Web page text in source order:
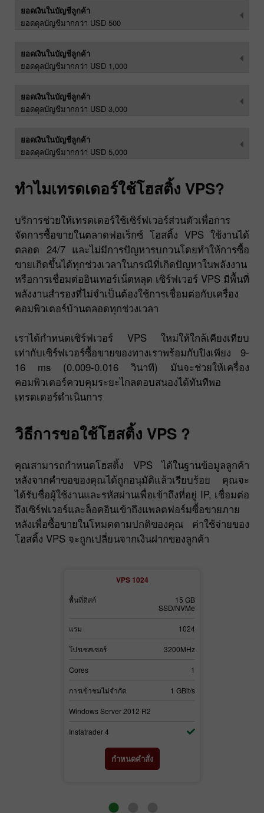
ยอดเงินในบัญชีลูกค้า
ยอดดุลบัญชีมากกว่า USD 500
ยอดเงินในบัญชีลูกค้า
ยอดดุลบัญชีมากกว่า USD 1,000
ยอดเงินในบัญชีลูกค้า
ยอดดุลบัญชีมากกว่า USD 3,000
ยอดเงินในบัญชีลูกค้า
ยอดดุลบัญชีมากกว่า USD 5,000
ทำไมเทรดเดอร์ใช้โฮสติ้ง VPS?
บริการช่วยให้เทรดเดอร์ใช้เซิร์ฟเวอร์ส่วนตัวเพื่อการ
จัดการซื้อขายในตลาดฟอเร็กซ์ โฮสติ้ง VPS ใช้งานได้
ตลอด 24/7 และไม่มีการปัญหารบกวนโดยทำให้การซื้อ
ขายเกิดขึ้นได้ทุกช่วงเวลาในกรณีที่เกิดปัญหาในพลังงาน
หรือการเชื่อมต่ออินเทอร์เน็ตหลุด เซิร์ฟเวอร์ VPS มีพื้นที่
พลังงานสำรองที่ไม่จำเป็นต้องใช้การเชื่อมต่อกับเครื่อง
คอมพิวเตอร์บ้านตลอดทุกช่วงเวลา
เราได้กำหนดเซิร์ฟเวอร์ VPS ใหม่ให้ใกล้เคียงเทียบ
เท่ากับเซิร์ฟเวอร์ซื้อขายของทางเราพร้อมกับปิงเพียง 9-
16 ms (0.009-0.016 วินาที) มันจะช่วยให้เครื่อง
คอมพิวเตอร์ควบคุมระยะไกลตอบสนองได้ทันทีพอ
เทรดเดอร์ดำเนินการ
วิธีการขอใช้โฮสติ้ง VPS ?
คุณสามารถกำหนดโฮสติ้ง VPS ได้ในฐานข้อมูลลูกค้า
หลังจากคำขอของคุณได้ถูกอนุมัติแล้วเรียบร้อย คุณจะ
ได้รับชื่อผู้ใช้งานและรหัสผ่านเพื่อเข้าถึงที่อยู่ IP, เชื่อมต่อ
ถึงเซิร์ฟเวอร์และล็อคอินเข้าถึงแพลตฟอร์มซื้อขายภาย
หลังเพื่อซื้อขายในโหมดตามปกติของคุณ ค่าใช้จ่ายของ
โฮสติ้ง VPS จะถูกเปลี่ยนจากเงินฝากของลูกค้า
VPS 1024
พื้นที่ดิสก์
15 GB
SSD/NVMe
แรม 1024
โปรเซสเซอร์ 3200MHz
Cores 1
การเข้าชมไม่จำกัด 1 GBit/s
Windows Server 2012 R2
Instatrader 4
กำหนดคำสั่ง